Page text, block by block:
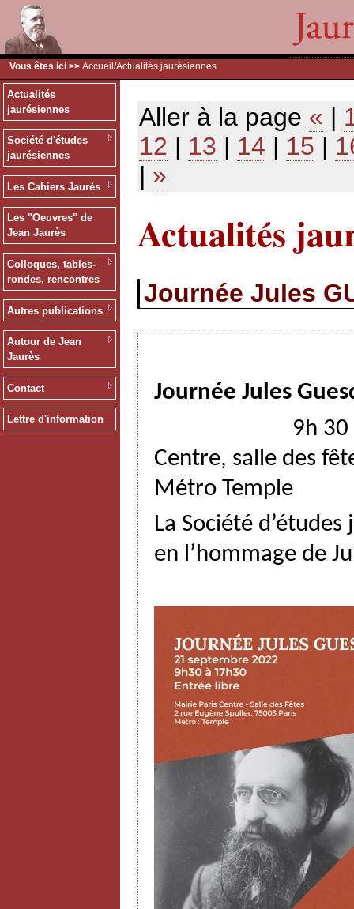
Vous êtes ici >> Accueil /Actualités jaurésiennes
Actualités
jaurésiennes
Société d'études
jaurésiennes
Les Cahiers Jaurès
Les "Oeuvres" de
Jean Jaurès
Colloques, tables-
rondes, rencontres
Autres publications
Autour de Jean
Jaurès
Contact
Lettre d'information
Aller à la page « |
12 | 13 | 14 | 15 |
| »
Actualités
Journée Jules
Journée Jules
9h 30 à
Centre, salle des
Métro Temple
La Société
en l’hommage de